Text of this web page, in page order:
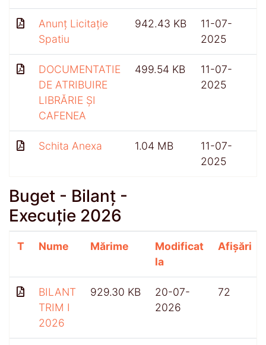
Anunț Licitație
Spatiu
942.43 KB
11-07-
2025
DOCUMENTATIE
DE ATRIBUIRE
LIBRĂRIE ȘI
CAFENEA
499.54 KB
11-07-
2025
Schita Anexa 1.04 MB
11-07-
2025
Buget - Bilanț -
Execuție 2026
T Nume Mărime
Modificat
la
Afișări
BILANT
TRIM I
2026
929.30 KB
20-07-
2026
72